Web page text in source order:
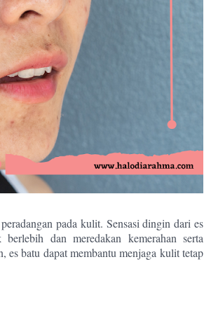
pada kulit. Sensasi dingin dari es
dan meredakan kemerahan serta
batu dapat membantu menjaga kulit tetap